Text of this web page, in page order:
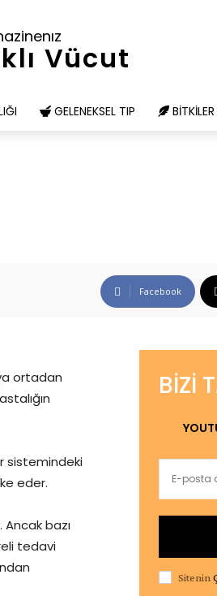
Vücut
GELENEKSEL TIP BITKILER
Facebook
ortadan
sistemindeki
eder.
bazı
tedavi
BIZI
Sitenin